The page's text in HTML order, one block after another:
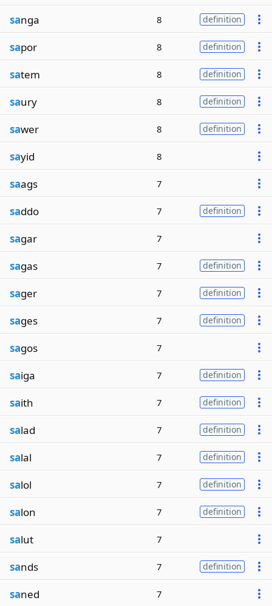
sanga 8 definition
sapor 8 definition
satem 8 definition
saury 8 definition
sawer 8 definition
sayid 8
saags 7
saddo 7 definition
sagar 7
sagas 7 definition
sager 7 definition
sages 7 definition
sagos 7
saiga 7 definition
saith 7 definition
salad 7 definition
salal 7 definition
salol 7 definition
salon 7 definition
salut 7
sands 7 definition
saned 7